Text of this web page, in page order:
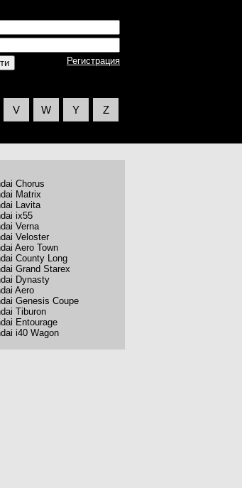
Регистрация
V W Y Z
Chorus
Matrix
Lavita
ix55
Verna
Veloster
Aero Town
County Long
Grand Starex
Dynasty
Aero
Genesis Coupe
Tiburon
Entourage
i40 Wagon